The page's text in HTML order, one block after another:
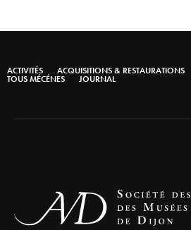
ACTIVITÉS ACQUISITIONS & RESTAURATIONS
TOUS MÉCÉNES JOURNAL